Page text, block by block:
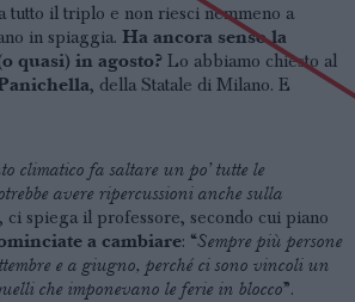
tutto il triplo e non riesci nemmeno a
in spiaggia. Ha ancora senso la
quasi) in agosto? Lo abbiamo chiesto al
, della Statale di Milano. E
climatico fa saltare un po’ tutte le
avere ripercussioni anche sulla
ci spiega il professore, secondo cui piano
a cambiare: “Sempre più persone
e a giugno, perché ci sono vincoli un
che imponevano le ferie in blocco”.